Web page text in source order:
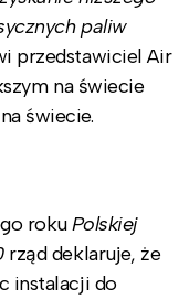
paliw
przedstawiciel Air
na świecie
świecie.
rokuPolskiej
rząd deklaruje, że
instalacji do